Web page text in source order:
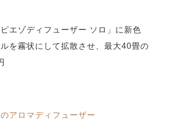
エゾディフューザー ソロ」に新色
を霧状にして拡散させ、最大40畳の
アロマディフューザー